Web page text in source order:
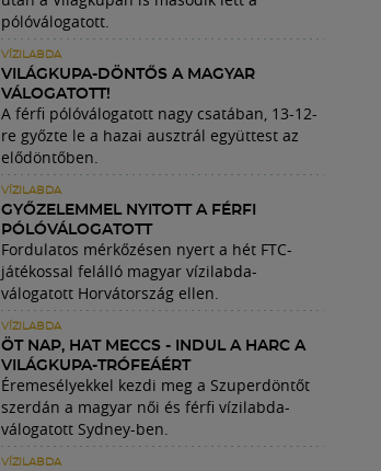
pólóválogatott.
VÍZILABDA
VILÁGKUPA-DÖNTŐS A MAGYAR
VÁLOGATOTT!
A férfi pólóválogatott nagy csatában, 13-12-
re győzte le a hazai ausztrál együttest az
elődöntőben.
VÍZILABDA
GYŐZELEMMEL NYITOTT A FÉRFI
PÓLÓVÁLOGATOTT
Fordulatos mérkőzésen nyert a hét FTC-
játékossal felálló magyar vízilabda-
válogatott Horvátország ellen.
VÍZILABDA
ÖT NAP, HAT MECCS - INDUL A HARC A
VILÁGKUPA-TRÓFEÁÉRT
Éremesélyekkel kezdi meg a Szuperdöntőt
szerdán a magyar női és férfi vízilabda-
válogatott Sydney-ben.
VÍZILABDA